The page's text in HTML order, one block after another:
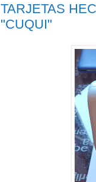
TARJETAS
"CUQUI"